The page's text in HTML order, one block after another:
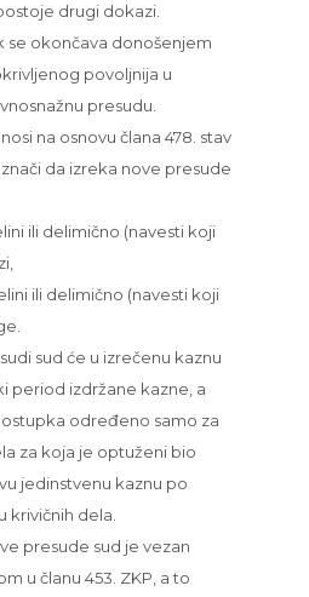
drugi dokazi.
se okončava donošenjem
povoljnija u
presudu.
na osnovu člana 478. stav
znači da izreka nove presude
ili delimično (navesti koji
ili delimično (navesti koji
sud će u izrečenu kaznu
period izdržane kazne, a
određeno samo za
za koja je optuženi bio
jedinstvenu kaznu po
krivičnih dela.
presude sud je vezan
u članu 453. ZKP, a to